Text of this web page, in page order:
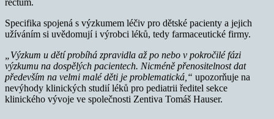
rectum.
Specifika spojená s výzkumem léčiv pro dětské pacienty a jejich
užíváním si uvědomují i výrobci léků, tedy farmaceutické firmy.
„Výzkum u dětí probíhá zpravidla až po nebo v pokročilé fázi
výzkumu na dospělých pacientech. Nicméně přenositelnost dat
především na velmi malé děti je problematická,“ upozorňuje na
nevýhody klinických studií léků pro pediatrii ředitel sekce
klinického vývoje ve společnosti Zentiva Tomáš Hauser.